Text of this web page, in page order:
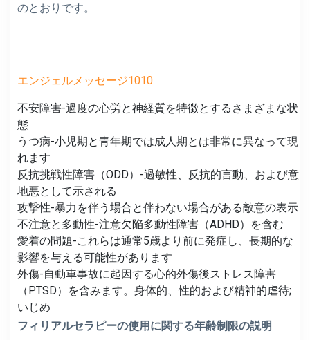
のとおりです。
エンジェルメッセージ1010
不安障害-過度の心労と神経質を特徴とするさまざまな状
態
うつ病-小児期と青年期では成人期とは非常に異なって現
れます
反抗挑戦性障害（ODD）-過敏性、反抗的言動、および意
地悪として示される
攻撃性-暴力を伴う場合と伴わない場合がある敵意の表示
不注意と多動性-注意欠陥多動性障害（ADHD）を含む
愛着の問題-これらは通常5歳より前に発症し、長期的な
影響を与える可能性があります
外傷-自動車事故に起因する心的外傷後ストレス障害
（PTSD）を含みます。身体的、性的および精神的虐待;
いじめ
フィリアルセラピーの使用に関する年齢制限の説明